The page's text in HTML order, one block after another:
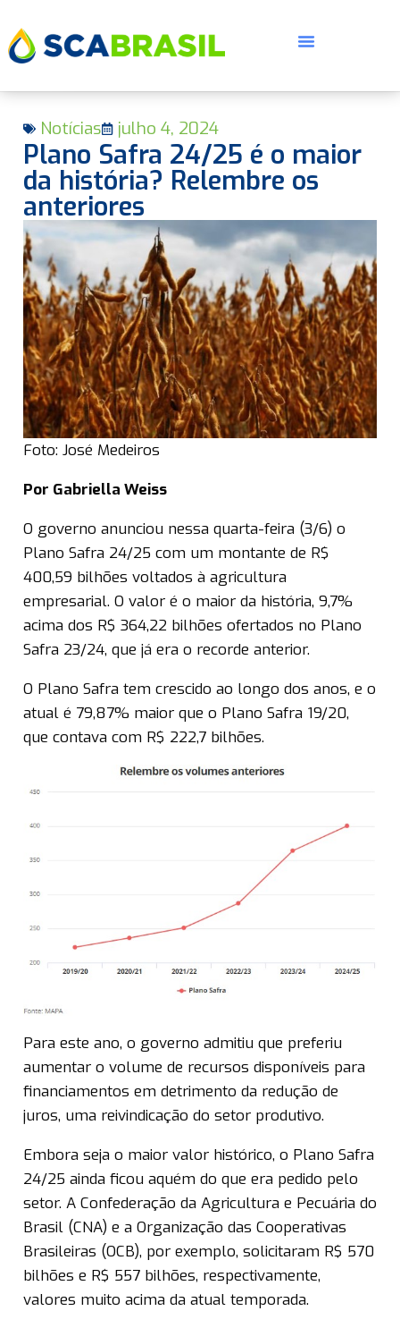
Notícias julho 4, 2024
Plano Safra 24/25 é o maior
da história? Relembre os
anteriores
Foto: José Medeiros
Por Gabriella Weiss
O governo anunciou nessa quarta-feira (3/6) o
Plano Safra 24/25 com um montante de R$
400,59 bilhões voltados à agricultura
empresarial. O valor é o maior da história, 9,7%
acima dos R$ 364,22 bilhões ofertados no Plano
Safra 23/24, que já era o recorde anterior.
O Plano Safra tem crescido ao longo dos anos, e o
atual é 79,87% maior que o Plano Safra 19/20,
que contava com R$ 222,7 bilhões.
Para este ano, o governo admitiu que preferiu
aumentar o volume de recursos disponíveis para
financiamentos em detrimento da redução de
juros, uma reivindicação do setor produtivo.
Embora seja o maior valor histórico, o Plano Safra
24/25 ainda ficou aquém do que era pedido pelo
setor. A Confederação da Agricultura e Pecuária do
Brasil (CNA) e a Organização das Cooperativas
Brasileiras (OCB), por exemplo, solicitaram R$ 570
bilhões e R$ 557 bilhões, respectivamente,
valores muito acima da atual temporada.